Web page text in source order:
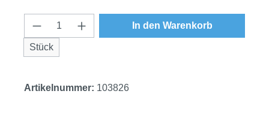
Produkt Anzahl: Gib den gewünschten
Stück
In den Warenkorb
Artikelnummer: 103826